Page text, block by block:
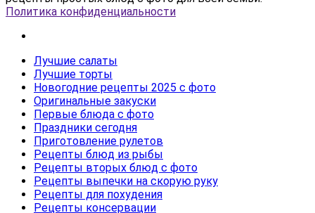
Политика конфиденциальности
Лучшие салаты
Лучшие торты
Новогодние рецепты 2025 с фото
Оригинальные закуски
Первые блюда с фото
Праздники сегодня
Приготовление рулетов
Рецепты блюд из рыбы
Рецепты вторых блюд с фото
Рецепты выпечки на скорую руку
Рецепты для похудения
Рецепты консервации